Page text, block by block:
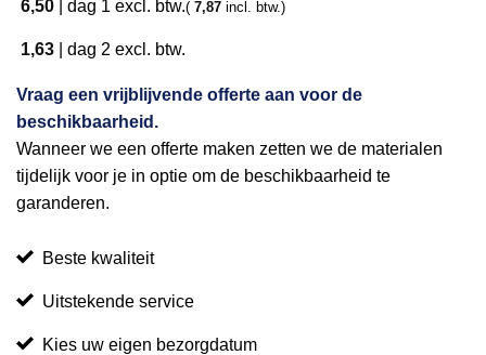
6,50 dag 1 excl. btw.( 7,87 incl. btw.)
1,63 dag 2 excl. btw.
Vraag een vrijblijvende offerte aan voor de
beschikbaarheid.
Wanneer we een offerte maken zetten we de materialen
tijdelijk voor je in optie om de beschikbaarheid te
garanderen.
Beste kwaliteit
Uitstekende service
Kies uw eigen bezorgdatum